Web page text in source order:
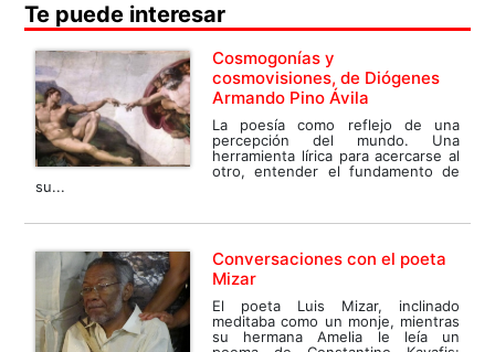
Te puede interesar
Cosmogonías y
cosmovisiones, de Diógenes
Armando Pino Ávila
La poesía como reflejo de una
percepción del mundo. Una
herramienta lírica para acercarse al
otro, entender el fundamento de
su...
Conversaciones con el poeta
Mizar
El poeta Luis Mizar, inclinado
meditaba como un monje, mientras
su hermana Amelia le leía un